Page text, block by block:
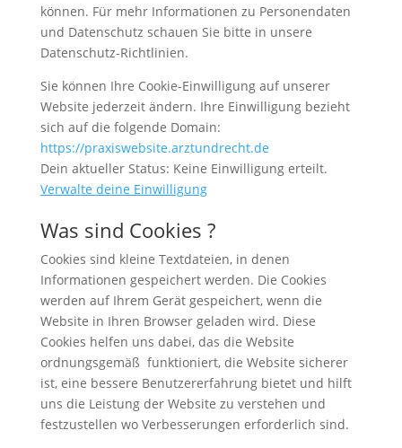
können. Für mehr Informationen zu Personendaten
und Datenschutz schauen Sie bitte in unsere
Datenschutz-Richtlinien.
Sie können Ihre Cookie-Einwilligung auf unserer
Website jederzeit ändern. Ihre Einwilligung bezieht
sich auf die folgende Domain:
https://praxiswebsite.arztundrecht.de
Dein aktueller Status: Keine Einwilligung erteilt.
Verwalte deine Einwilligung
Was sind Cookies ?
Cookies sind kleine Textdateien, in denen
Informationen gespeichert werden. Die Cookies
werden auf Ihrem Gerät gespeichert, wenn die
Website in Ihren Browser geladen wird. Diese
Cookies helfen uns dabei, das die Website
ordnungsgemäß funktioniert, die Website sicherer
ist, eine bessere Benutzererfahrung bietet und hilft
uns die Leistung der Website zu verstehen und
festzustellen wo Verbesserungen erforderlich sind.